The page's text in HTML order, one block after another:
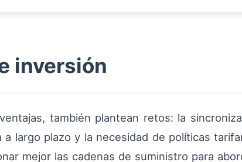
inversión
también plantean retos: la
largo plazo y la necesidad de políticas
mejor las cadenas de suministro para